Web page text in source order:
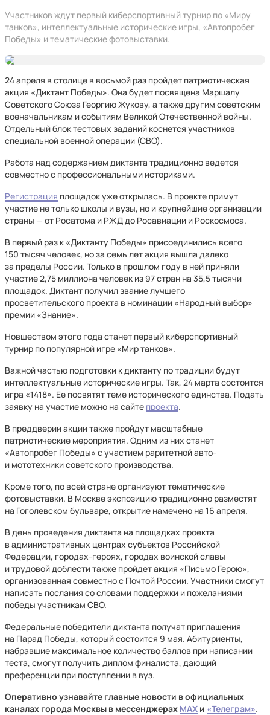
Участников ждут первый киберспортивный турнир по «Миру
танков», интеллектуальные исторические игры, «Автопробег
Победы» и тематические фотовыставки.
24 апреля в столице в восьмой раз пройдет патриотическая
акция «Диктант Победы». Она будет посвящена Маршалу
Советского Союза Георгию Жукову, а также другим советским
военачальникам и событиям Великой Отечественной войны.
Отдельный блок тестовых заданий коснется участников
специальной военной операции (СВО).
Работа над содержанием диктанта традиционно ведется
совместно с профессиональными историками.
Регистрация площадок уже открылась. В проекте примут
участие не только школы и вузы, но и крупнейшие организации
страны — от Росатома и РЖД до Росавиации и Роскосмоса.
В первый раз к «Диктанту Победы» присоединились всего
150 тысяч человек, но за семь лет акция вышла далеко
за пределы России. Только в прошлом году в ней приняли
участие 2,75 миллиона человек из 97 стран на 35,5 тысячи
площадок. Диктант получил звание лучшего
просветительского проекта в номинации «Народный выбор»
премии «Знание».
Новшеством этого года станет первый киберспортивный
турнир по популярной игре «Мир танков».
Важной частью подготовки к диктанту по традиции будут
интеллектуальные исторические игры. Так, 24 марта состоится
игра «1418». Ее посвятят теме исторического единства. Подать
заявку на участие можно на сайте проекта.
В преддверии акции также пройдут масштабные
патриотические мероприятия. Одним из них станет
«Автопробег Победы» с участием раритетной авто-
и мототехники советского производства.
Кроме того, по всей стране организуют тематические
фотовыставки. В Москве экспозицию традиционно разместят
на Гоголевском бульваре, открытие намечено на 16 апреля.
В день проведения диктанта на площадках проекта
в административных центрах субъектов Российской
Федерации, городах-героях, городах воинской славы
и трудовой доблести также пройдет акция «Письмо Герою»,
организованная совместно с Почтой России. Участники смогут
написать послания со словами поддержки и пожеланиями
победы участникам СВО.
Федеральные победители диктанта получат приглашения
на Парад Победы, который состоится 9 мая. Абитуриенты,
набравшие максимальное количество баллов при написании
теста, смогут получить диплом финалиста, дающий
преференции при поступлении в вуз.
Оперативно узнавайте главные новости в официальных
каналах города Москвы в мессенджерах MAX и «Телеграм».